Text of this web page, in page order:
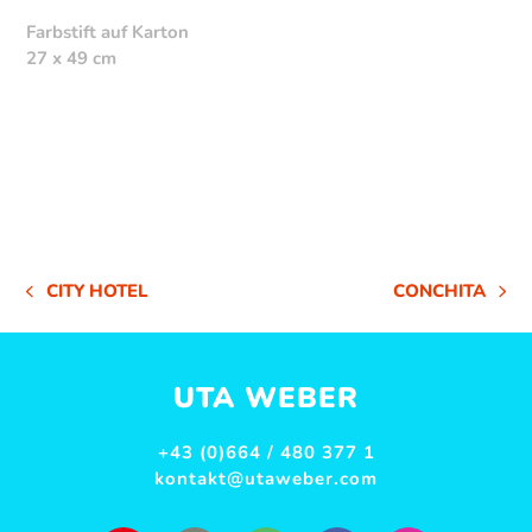
Farbstift auf Karton
27 x 49 cm
VORHERIGER
BEITRAG:
CITY HOTEL
NÄCHSTER
BEITRAG:
CONCHITA
UTA WEBER
+43 (0)664 / 480 377 1
kontakt@utaweber.com